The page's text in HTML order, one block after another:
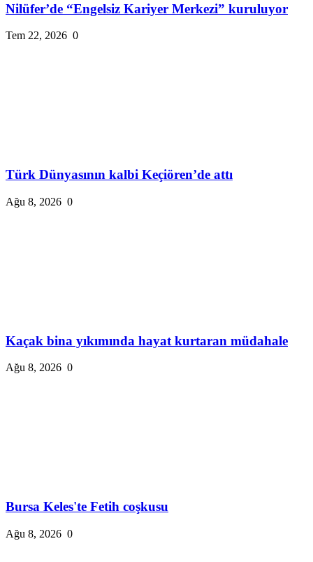
Nilüfer’de “Engelsiz Kariyer Merkezi” kuruluyor
Tem 22, 2026 0
Türk Dünyasının kalbi Keçiören’de attı
Ağu 8, 2026 0
Kaçak bina yıkımında hayat kurtaran müdahale
Ağu 8, 2026 0
Bursa Keles'te Fetih coşkusu
Ağu 8, 2026 0